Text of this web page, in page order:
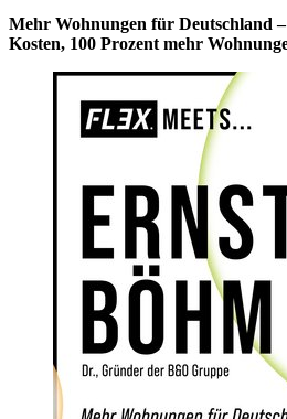
Mehr Wohnungen für Deutschland
Kosten, 100 Prozent mehr